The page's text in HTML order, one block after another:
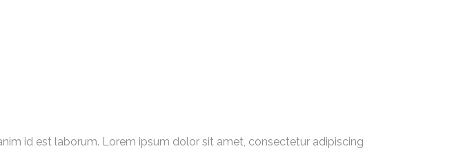
id est laborum. Lorem ipsum dolor sit amet, consectetur adipiscing